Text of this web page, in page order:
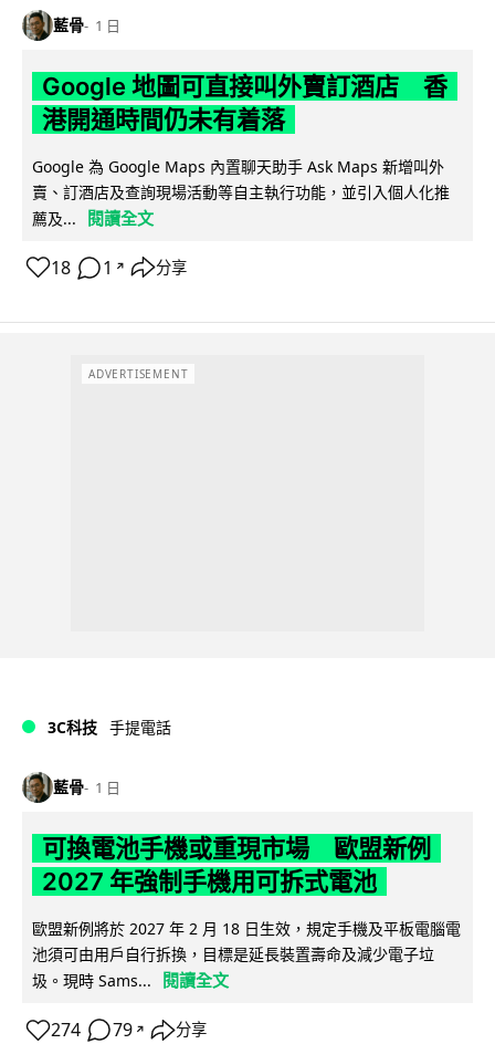
藍骨 1 日
Google 地圖可直接叫外賣訂酒店 香
港開通時間仍未有着落
Google 為 Google Maps 內置聊天助手 Ask Maps 新增叫外
賣、訂酒店及查詢現場活動等自主執行功能，並引入個人化推
薦及...
閱讀全文
18 1 ↗ 分享
ADVERTISEMENT
3C科技 手提電話
藍骨 1 日
可換電池手機或重現市場 歐盟新例
2027 年強制手機用可拆式電池
歐盟新例將於 2027 年 2 月 18 日生效，規定手機及平板電腦電
池須可由用戶自行拆換，目標是延長裝置壽命及減少電子垃
圾。現時 Sams...
閱讀全文
274 79 ↗ 分享